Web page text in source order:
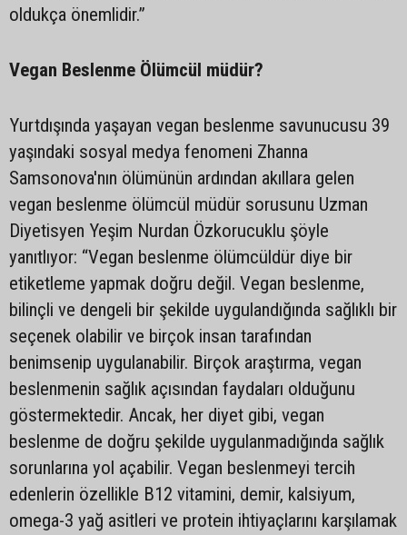
oldukça önemlidir.”
Vegan Beslenme Ölümcül müdür?
Yurtdışında yaşayan vegan beslenme savunucusu 39
yaşındaki sosyal medya fenomeni Zhanna
Samsonova'nın ölümünün ardından akıllara gelen
vegan beslenme ölümcül müdür sorusunu Uzman
Diyetisyen Yeşim Nurdan Özkorucuklu şöyle
yanıtlıyor: “Vegan beslenme ölümcüldür diye bir
etiketleme yapmak doğru değil. Vegan beslenme,
bilinçli ve dengeli bir şekilde uygulandığında sağlıklı bir
seçenek olabilir ve birçok insan tarafından
benimsenip uygulanabilir. Birçok araştırma, vegan
beslenmenin sağlık açısından faydaları olduğunu
göstermektedir. Ancak, her diyet gibi, vegan
beslenme de doğru şekilde uygulanmadığında sağlık
sorunlarına yol açabilir. Vegan beslenmeyi tercih
edenlerin özellikle B12 vitamini, demir, kalsiyum,
omega-3 yağ asitleri ve protein ihtiyaçlarını karşılamak